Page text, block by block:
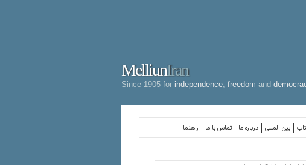
MelliunIran
Since 1905 for independence freedom and
راهنما تماس با ما درباره ما بین المللی